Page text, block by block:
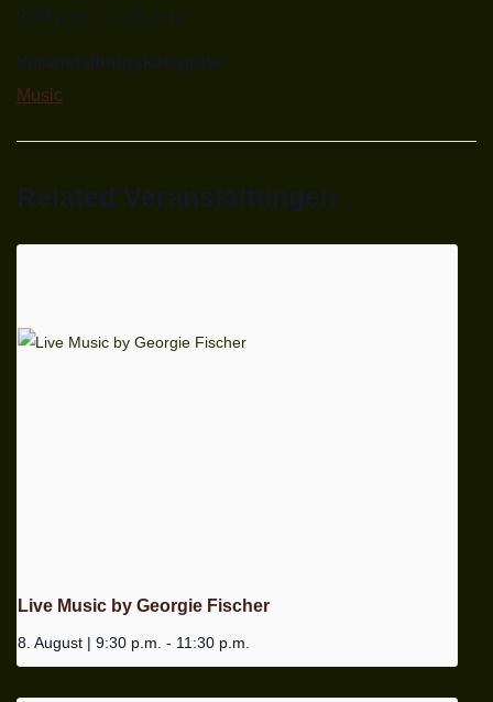
9:30 p.m. - 11:30 p.m.
Veranstaltungskategorie:
Music
Related Veranstaltungen
Live Music by Georgie Fischer
8. August | 9:30 p.m. - 11:30 p.m.